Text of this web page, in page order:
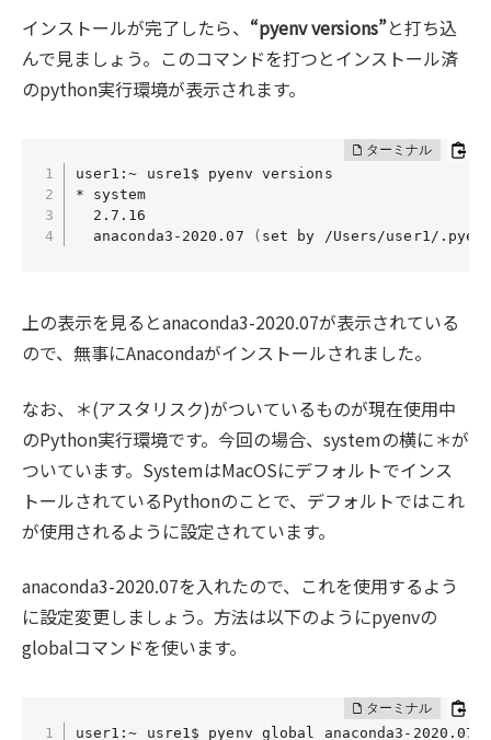
インストールが完了したら、 “pyenv versions”と打ち込
んで見ましょう。このコマンドを打つとインストール済
のpython実行環境が表示されます。
user1:~ usre1$ pyenv versions
* system
  2.7.16
  anaconda3-2020.07
( set by /Users/user1/
上の表示を見るとanaconda3-2020.07が表示されている
ので、無事にAnacondaがインストールされました。
なお、＊(アスタリスク)がついているものが現在使用中
のPython実行環境です。今回の場合、systemの横に＊が
ついています。SystemはMacOSにデフォルトでインス
トールされているPythonのことで、デフォルトではこれ
が使用されるように設定されています。
anaconda3-2020.07を入れたので、これを使用するよう
に設定変更しましょう。方法は以下のようにpyenvの
globalコマンドを使います。
user1:~ usre1$ pyenv global anaconda3-2020.07